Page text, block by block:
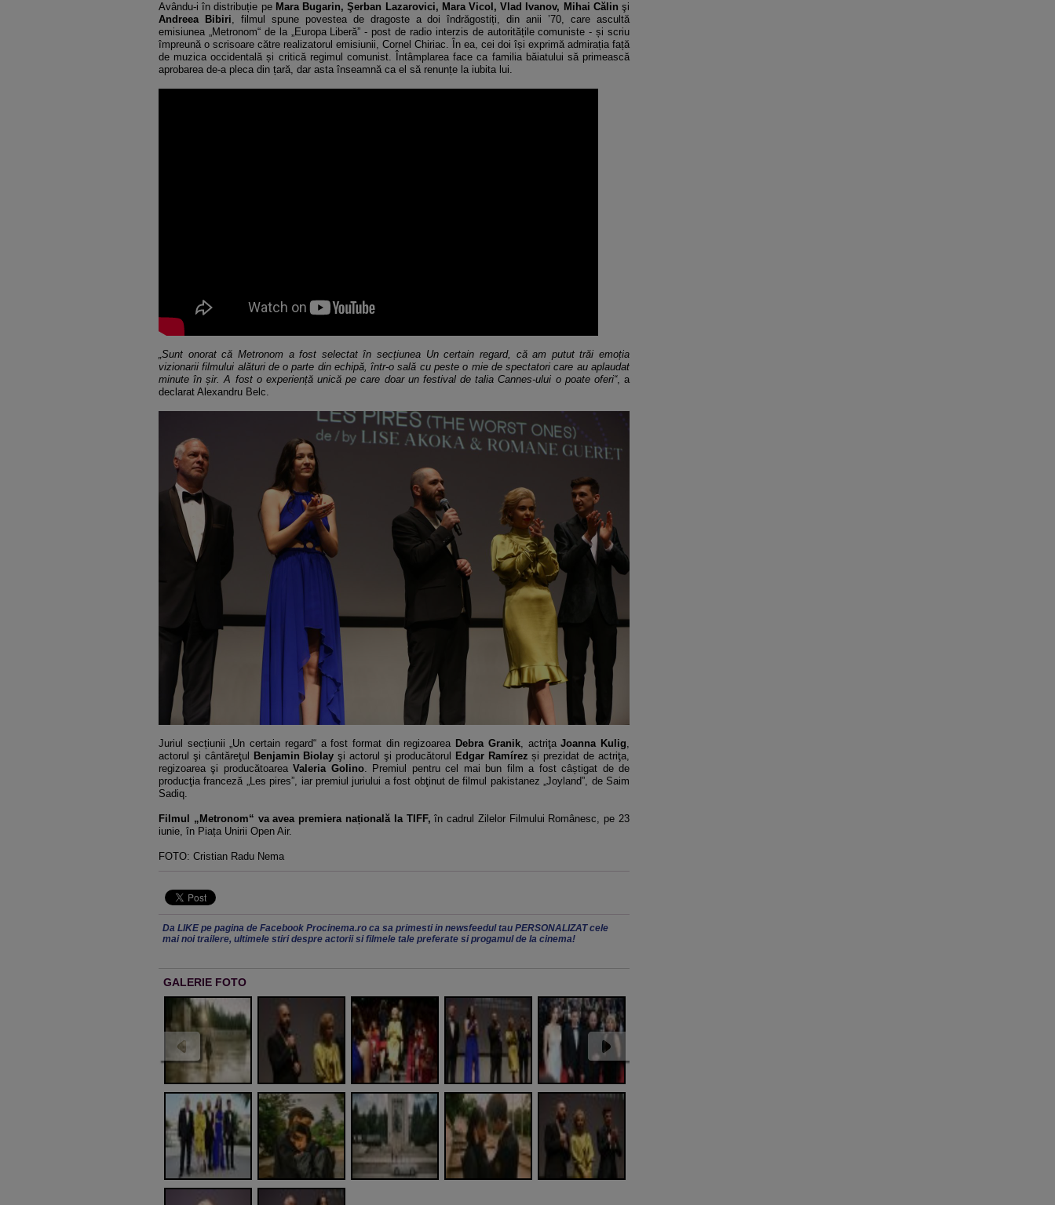
Avându-i în distribuție pe Mara Bugarin, Şerban Lazarovici, Mara Vicol, Vlad Ivanov, Mihai Călinşi
Andreea Bibiri, filmul spune povestea de dragoste a doi îndrăgostiți, din anii ’70, care ascultă
emisiunea „Metronom“ de la „Europa Liberă” - post de radio interzis de autoritățile comuniste - și scriu
împreună o scrisoare către realizatorul emisiunii, Cornel Chiriac. În ea, cei doi își exprimă admirația față
de muzica occidentală și critică regimul comunist. Întâmplarea face ca familia băiatului să primească
aprobarea de-a pleca din țară, dar asta înseamnă ca el să renunțe la iubita lui.
„Sunt onorat că Metronom a fost selectat în secțiunea Un certain regard, că am putut trăi emoția
vizionarii filmului alături de o parte din echipă, într-o sală cu peste o mie de spectatori care au aplaudat
minute în șir. A fost o experiență unică pe care doar un festival de talia Cannes-ului o poate oferi“, a
declarat Alexandru Belc.
Juriul secțiunii „Un certain regard“ a fost format din regizoarea Debra Granik, actriţaJoanna Kulig,
actorul şi cântăreţul
Benjamin Biolay şi actorul şi producătorul Edgar Ramírez și prezidat de actriţa,
regizoarea şi producătoareaValeria Golino. Premiul pentru cel mai bun film a fost câștigat de de
producţia franceză „Les pires”, iar premiul juriului a fost obţinut de filmul pakistanez „Joyland”, de Saim
Sadiq.
Filmul „Metronom“ va avea premiera națională la TIFF, în cadrul Zilelor Filmului Românesc, pe 23
iunie, în Piața Unirii Open Air.
FOTO: Cristian Radu Nema
Da LIKE pe pagina de Facebook Procinema.ro ca sa primesti in newsfeedul tau PERSONALIZAT cele
mai noi trailere, ultimele stiri despre actorii si filmele tale preferate si progamul de la cinema!
GALERIE FOTO